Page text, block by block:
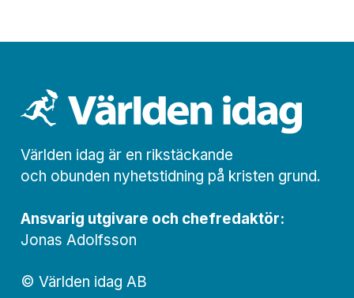
Världen idag är en rikstäckande
och obunden nyhets­­­tidning på kristen grund.
Ansvarig utgivare och chef­redaktör:
Jonas Adolfsson
© Världen idag AB